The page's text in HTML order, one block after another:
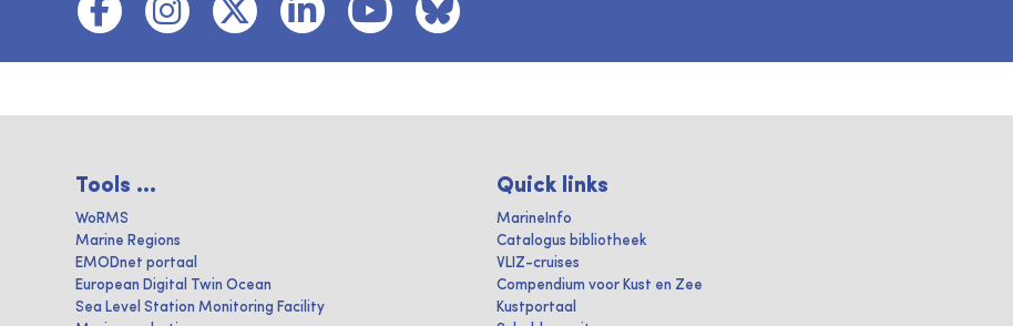
Tools ...
WoRMS
Marine Regions
EMODnet portaal
European Digital Twin Ocean
Sea Level Station Monitoring Facility
Quick links
MarineInfo
Catalogus bibliotheek
VLIZ-cruises
Compendium voor Kust en Zee
Kustportaal